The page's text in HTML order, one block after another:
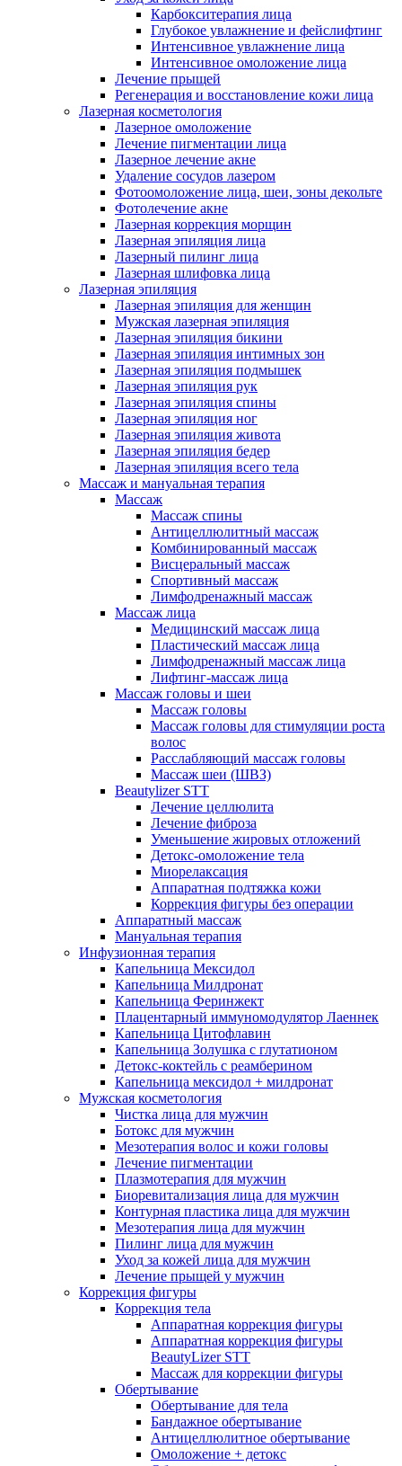
Карбокситерапия лица
Глубокое увлажнение и фейслифтинг
Интенсивное увлажнение лица
Интенсивное омоложение лица
Лечение прыщей
Регенерация и восстановление кожи лица
Лазерная косметология
Лазерное омоложение
Лечение пигментации лица
Лазерное лечение акне
Удаление сосудов лазером
Фотоомоложение лица, шеи, зоны декольте
Фотолечение акне
Лазерная коррекция морщин
Лазерная эпиляция лица
Лазерный пилинг лица
Лазерная шлифовка лица
Лазерная эпиляция
Лазерная эпиляция для женщин
Мужская лазерная эпиляция
Лазерная эпиляция бикини
Лазерная эпиляция интимных зон
Лазерная эпиляция подмышек
Лазерная эпиляция рук
Лазерная эпиляция спины
Лазерная эпиляция ног
Лазерная эпиляция живота
Лазерная эпиляция бедер
Лазерная эпиляция всего тела
Массаж и мануальная терапия
Массаж
Массаж спины
Антицеллюлитный массаж
Комбинированный массаж
Висцеральный массаж
Спортивный массаж
Лимфодренажный массаж
Массаж лица
Медицинский массаж лица
Пластический массаж лица
Лимфодренажный массаж лица
Лифтинг-массаж лица
Массаж головы и шеи
Массаж головы
Массаж головы для стимуляции роста
волос
Расслабляющий массаж головы
Массаж шеи (ШВЗ)
Beautylizer STT
Лечение целлюлита
Лечение фиброза
Уменьшение жировых отложений
Детокс-омоложение тела
Миорелаксация
Аппаратная подтяжка кожи
Коррекция фигуры без операции
Аппаратный массаж
Мануальная терапия
Инфузионная терапия
Капельница Мексидол
Капельница Милдронат
Капельница Феринжект
Плацентарный иммуномодулятор Лаеннек
Капельница Цитофлавин
Капельница Золушка с глутатионом
Детокс-коктейль с реамберином
Капельница мексидол + милдронат
Мужская косметология
Чистка лица для мужчин
Ботокс для мужчин
Мезотерапия волос и кожи головы
Лечение пигментации
Плазмотерапия для мужчин
Биоревитализация лица для мужчин
Контурная пластика лица для мужчин
Мезотерапия лица для мужчин
Пилинг лица для мужчин
Уход за кожей лица для мужчин
Лечение прыщей у мужчин
Коррекция фигуры
Коррекция тела
Аппаратная коррекция фигуры
Аппаратная коррекция фигуры
BeautyLizer STT
Массаж для коррекции фигуры
Обертывание
Обертывание для тела
Бандажное обертывание
Антицеллюлитное обертывание
Омоложение + детокс